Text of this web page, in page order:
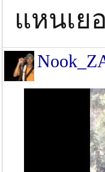
แหนเย